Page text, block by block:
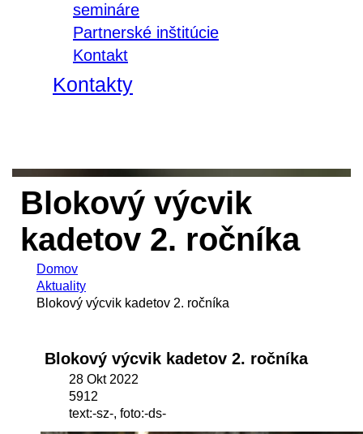
semináre
Partnerské inštitúcie
Kontakt
Kontakty
Blokový výcvik
kadetov 2. ročníka
Domov
Aktuality
Blokový výcvik kadetov 2. ročníka
Blokový výcvik kadetov 2. ročníka
28 Okt 2022
5912
text:-sz-, foto:-ds-